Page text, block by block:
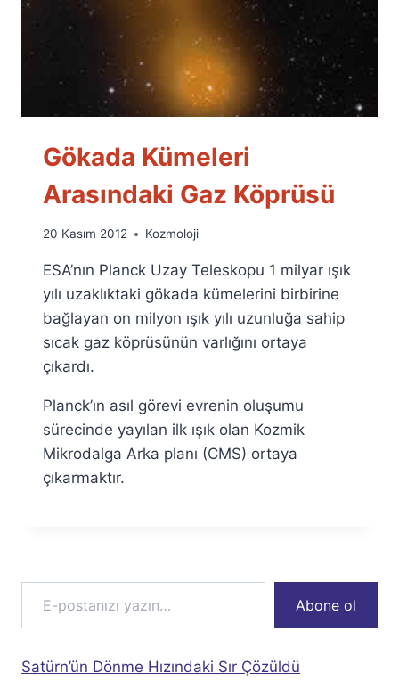
Gökada Kümeleri
Arasındaki Gaz Köprüsü
By
Fuat
Özyar
20 Kasım 2012 Kozmoloji
ESA’nın Planck Uzay Teleskopu 1 milyar ışık
yılı uzaklıktaki gökada kümelerini birbirine
bağlayan on milyon ışık yılı uzunluğa sahip
sıcak gaz köprüsünün varlığını ortaya
çıkardı.
Planck’ın asıl görevi evrenin oluşumu
sürecinde yayılan ilk ışık olan Kozmik
Mikrodalga Arka planı (CMS) ortaya
çıkarmaktır.
E-postanızı yazın…
Abone ol
Satürn’ün Dönme Hızındaki Sır Çözüldü